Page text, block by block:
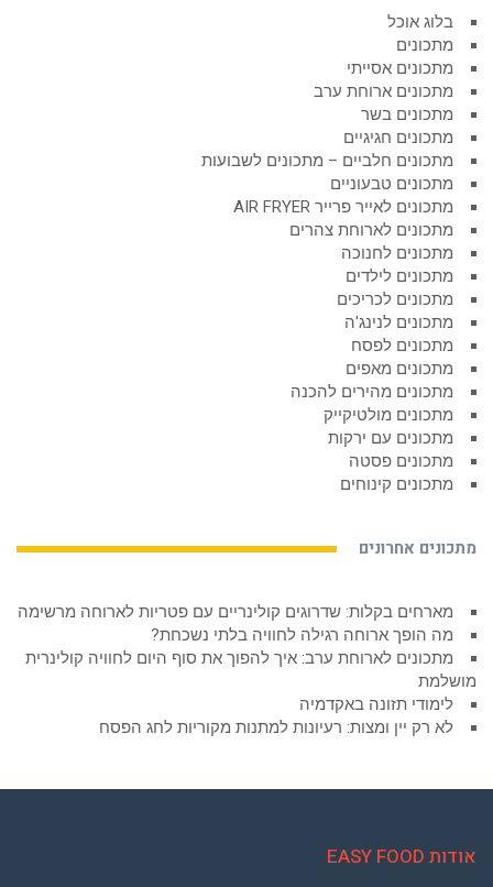
בלוג אוכל
מתכונים
מתכונים אסייתי
מתכונים ארוחת ערב
מתכונים בשר
מתכונים חגיגיים
מתכונים חלביים – מתכונים לשבועות
מתכונים טבעוניים
מתכונים לאייר פרייר AIR FRYER
מתכונים לארוחת צהרים
מתכונים לחנוכה
מתכונים לילדים
מתכונים לכריכים
מתכונים לנינג'ה
מתכונים לפסח
מתכונים מאפים
מתכונים מהירים להכנה
מתכונים מולטיקייק
מתכונים עם ירקות
מתכונים פסטה
מתכונים קינוחים
מתכונים אחרונים
מארחים בקלות: שדרוגים קולינריים עם פטריות לארוחה מרשימה
מה הופך ארוחה רגילה לחוויה בלתי נשכחת?
מתכונים לארוחת ערב: איך להפוך את סוף היום לחוויה קולינרית
מושלמת
לימודי תזונה באקדמיה
לא רק יין ומצות: רעיונות למתנות מקוריות לחג הפסח
אודות EASY FOOD